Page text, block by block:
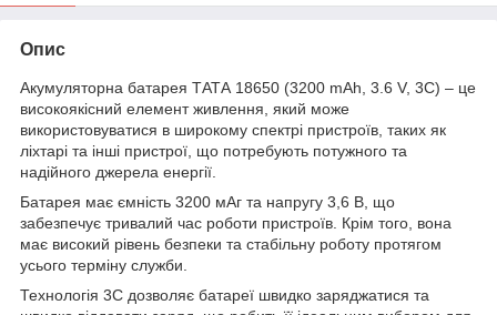
Опис
Акумуляторна батарея ТАТА 18650 (3200 mAh, 3.6 V, 3C) – це
високоякісний елемент живлення, який може
використовуватися в широкому спектрі пристроїв, таких як
ліхтарі та інші пристрої, що потребують потужного та
надійного джерела енергії.
Батарея має ємність 3200 мАг та напругу 3,6 В, що
забезпечує тривалий час роботи пристроїв. Крім того, вона
має високий рівень безпеки та стабільну роботу протягом
усього терміну служби.
Технологія 3C дозволяє батареї швидко заряджатися та